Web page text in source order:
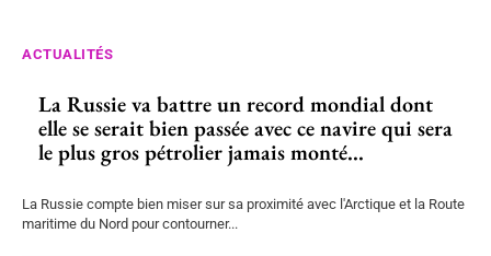
ACTUALITÉS
La Russie va battre un record mondial dont
elle se serait bien passée avec ce navire qui sera
le plus gros pétrolier jamais monté...
La Russie compte bien miser sur sa proximité avec l'Arctique et la Route
maritime du Nord pour contourner...